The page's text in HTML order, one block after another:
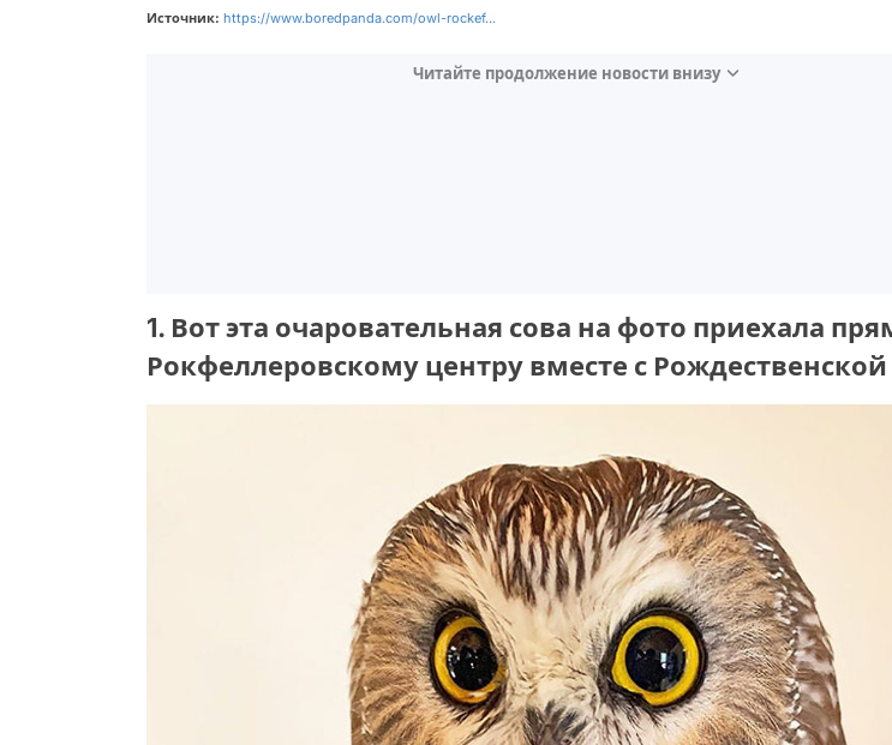
Источник: https://www.boredpanda.com/owl-rockef...
Читайте продолжение новости внизу
1. Вот эта очаровательная сова на фото приехала
Рокфеллеровскому центру вместе с